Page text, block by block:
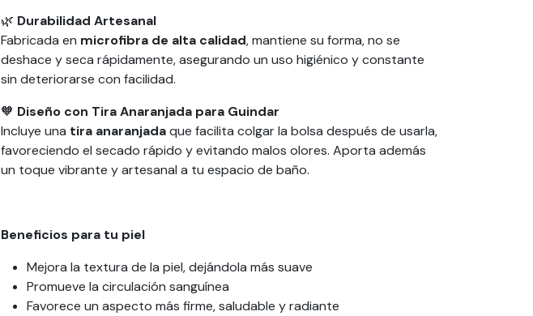
🌿 Durabilidad Artesanal
Fabricada en microfibra de alta calidad, mantiene su forma, no se
deshace y seca rápidamente, asegurando un uso higiénico y constante
sin deteriorarse con facilidad.
🧡 Diseño con Tira Anaranjada para Guindar
Incluye una tira anaranjadaque facilita colgar la bolsa después de usarla,
favoreciendo el secado rápido y evitando malos olores. Aporta además
un toque vibrante y artesanal a tu espacio de baño.
Beneficios para tu piel
Mejora la textura de la piel, dejándola más suave
Promueve la circulación sanguínea
Favorece un aspecto más firme, saludable y radiante